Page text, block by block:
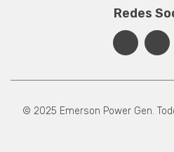
Redes
© 2025 Emerson Power Gen.